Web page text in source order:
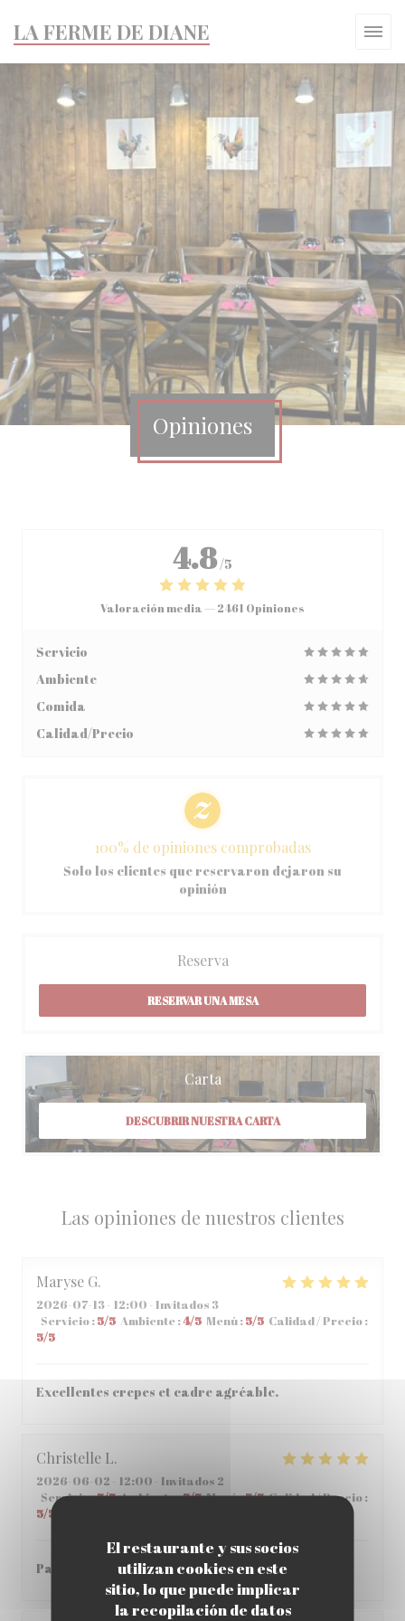
El restaurante y sus socios
utilizan cookies en este
sitio, lo que puede implicar
la recopilación de datos
LA FERME DE DIANE
Opiniones
Las opiniones de nuestros clientes
Maryse G
2026-07-13- 12:00 - Invitados 3
Servicio:5/5 Ambiente :4/5 Menú:5/5 Calidad / Precio:
5/5
Excellentes crepes et cadre agréable.
Christelle L
2026-06-02 - 12:00 - Invitados 2
Servicio:5/5 Ambiente:5/5 Menú:5/5 Calidad / Precio:
5/5
Parfait , accueil et repas parfait
4.8/5
Valoración media —2461 Opiniones
Servicio
Ambiente
Comida
Calidad/Precio
100% de opiniones comprobadas
Solo los clientes que reservaron dejaron su
opinión
Reserva
RESERVAR UNA MESA
Carta
DESCUBRIR NUESTRA CARTA